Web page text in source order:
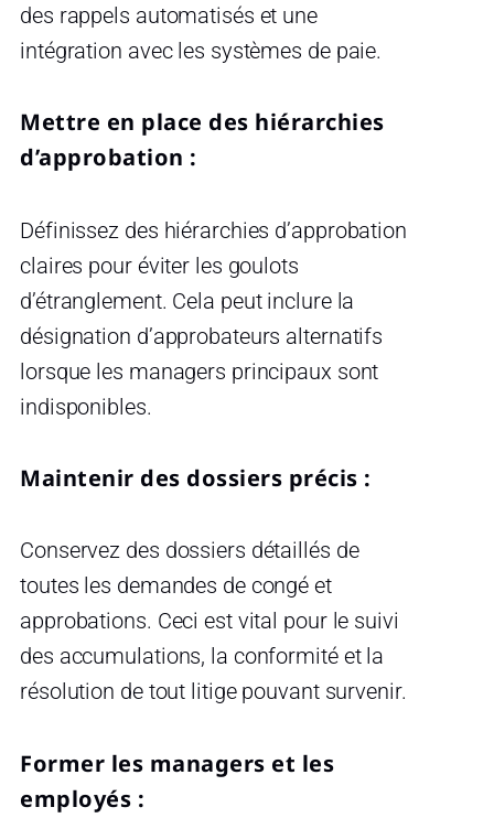
des rappels automatisés et une
intégration avec les systèmes de paie.
Mettre en place des hiérarchies
d’approbation :
Définissez des hiérarchies d’approbation
claires pour éviter les goulots
d’étranglement. Cela peut inclure la
désignation d’approbateurs alternatifs
lorsque les managers principaux sont
indisponibles.
Maintenir des dossiers précis :
Conservez des dossiers détaillés de
toutes les demandes de congé et
approbations. Ceci est vital pour le suivi
des accumulations, la conformité et la
résolution de tout litige pouvant survenir.
Former les managers et les
employés :